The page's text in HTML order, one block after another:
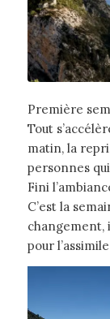
Première
Tout
matin, la
personnes
Fini
C’est la
changement,
pour